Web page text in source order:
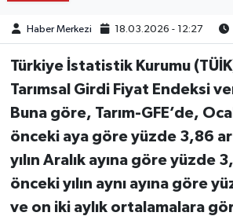
Haber Merkezi 18.03.2026 - 12:27
Türkiye İstatistik Kurumu
Tarımsal Girdi Fiyat Endeksi
Buna göre, Tarım-GFE’de,
önceki aya göre yüzde 3,86
yılın Aralık ayına göre yüzde
önceki yılın aynı ayına göre
ve on iki aylık ortalamalara
FİNANS